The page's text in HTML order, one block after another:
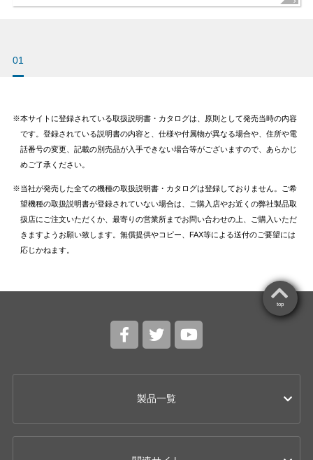
01
本サイトに登録されている取扱説明書・カタログは、原則として発売当時の内容
です。登録されている説明書の内容と、仕様や付属物が異なる場合や、住所や電
話番号の変更、記載の別売品が入手できない場合等がございますので、あらかじ
めご了承ください。
当社が発売した全ての機種の取扱説明書・カタログは登録しておりません。ご希
望機種の取扱説明書が登録されていない場合は、ご購入店やお近くの弊社製品取
扱店にご注文いただくか、最寄りの営業所までお問い合わせの上、ご購入いただ
きますようお願い致します。無償提供やコピー、FAX等による送付のご要望には
応じかねます。
製品一覧
top